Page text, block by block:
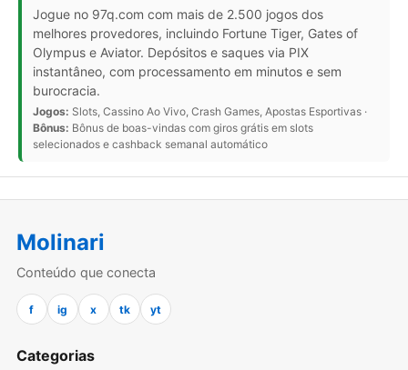
Jogue no 97q.com com mais de 2.500 jogos dos
melhores provedores, incluindo Fortune Tiger, Gates of
Olympus e Aviator. Depósitos e saques via PIX
instantâneo, com processamento em minutos e sem
burocracia.
Jogos: Slots, Cassino Ao Vivo, Crash Games, Apostas Esportivas ·
Bônus: Bônus de boas-vindas com giros grátis em slots
selecionados e cashback semanal automático
Molinari
Conteúdo que conecta
f ig x tk yt
Categorias